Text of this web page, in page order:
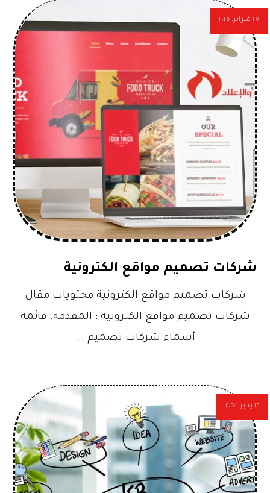
شركات تصميم مواقع الكترونية
٢٧ فبراير، ٢٠٢٥
شركات تصميم مواقع الكترونية محتويات مقال
شركات تصميم مواقع الكترونية : المقدمة. قائمة
أسماء شركات تصميم ...
١٢ يناير، ٢٠٢٥